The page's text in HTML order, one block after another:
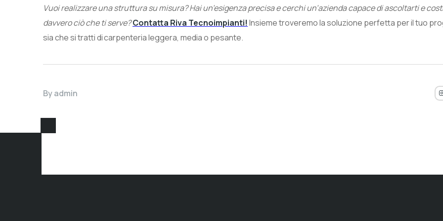
Vuoi realizzare una struttura su misura? Hai un’esigenza precisa e cerchi un’azienda capace di ascoltarti e
davvero ciò che ti serve?Contatta Riva Tecnoimpianti! Insieme troveremo la soluzione perfetta per il tuo
sia che si tratti di carpenteria leggera, media o pesante.
Byadmin